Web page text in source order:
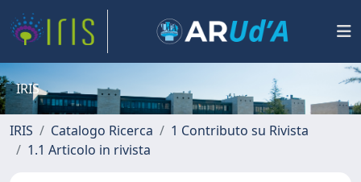
IRIS
IRIS Catalogo Ricerca
1 Contributo su Rivista
1.1 Articolo in rivista